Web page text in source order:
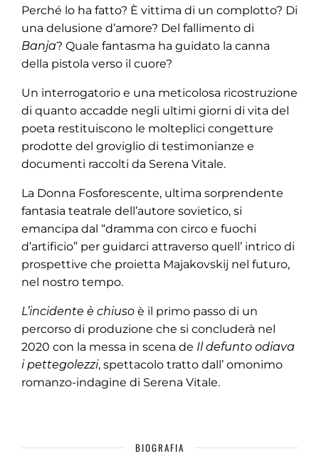
Perché lo ha fatto? È vittima di un complotto? Di
una delusione d’amore? Del fallimento di
Banja? Quale fantasma ha guidato la canna
della pistola verso il cuore?
Un interrogatorio e una meticolosa ricostruzione
di quanto accadde negli ultimi giorni di vita del
poeta restituiscono le molteplici congetture
prodotte del groviglio di testimonianze e
documenti raccolti da Serena Vitale.
La Donna Fosforescente, ultima sorprendente
fantasia teatrale dell’autore sovietico, si
emancipa dal “dramma con circo e fuochi
d’artificio” per guidarci attraverso quell’ intrico di
prospettive che proietta Majakovskij nel futuro,
nel nostro tempo.
L’incidente è chiuso è il primo passo di un
percorso di produzione che si concluderà nel
2020 con la messa in scena de Il defunto odiava
i pettegolezzi, spettacolo tratto dall’ omonimo
romanzo-indagine di Serena Vitale.
BIOGRAFIA